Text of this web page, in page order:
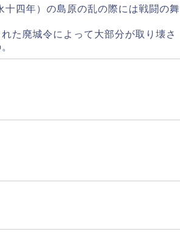
四年）の島原の乱の際には戦闘の舞
た廃城令によって大部分が取り壊さ